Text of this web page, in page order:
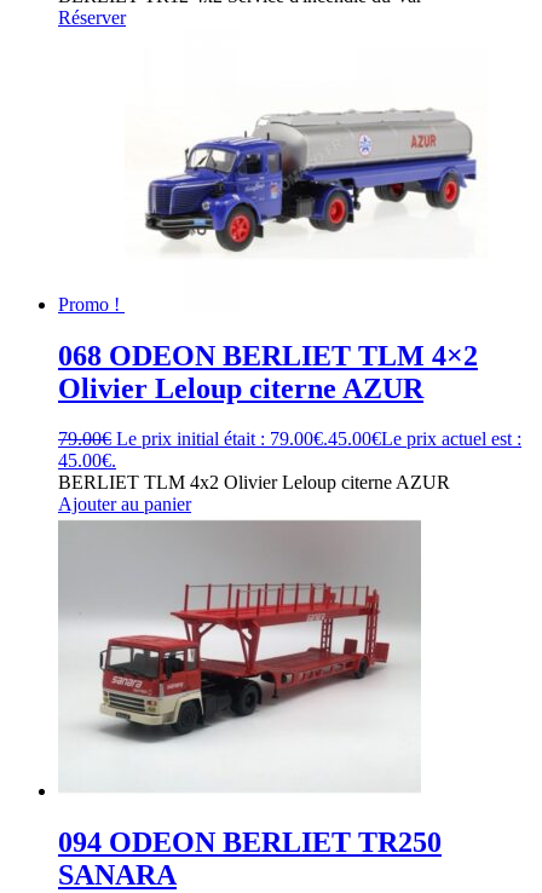
Réserver
Promo !
068 ODEON BERLIET TLM 4×2
Olivier Leloup citerne AZUR
79.00€ Le prix initial était : 79.00€.45.00€Le prix actuel est :
45.00€.
BERLIET TLM 4x2 Olivier Leloup citerne AZUR
Ajouter au panier
094 ODEON BERLIET TR250
SANARA